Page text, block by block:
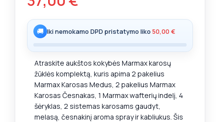
🚚 Iki nemokamo DPD pristatymo liko 50,00€
Atraskite aukštos kokybės Marmax karosų
žūklės komplektą, kuris apima 2 pakelius
Marmax Karosas Medus, 2 pakelius Marmax
Karosas Česnakas, 1 Marmax wafterių indelį, 4
šėryklas, 2 sistemas karosams gaudyt,
melasą, česnakinį aroma spray ir kabliukus. Šis